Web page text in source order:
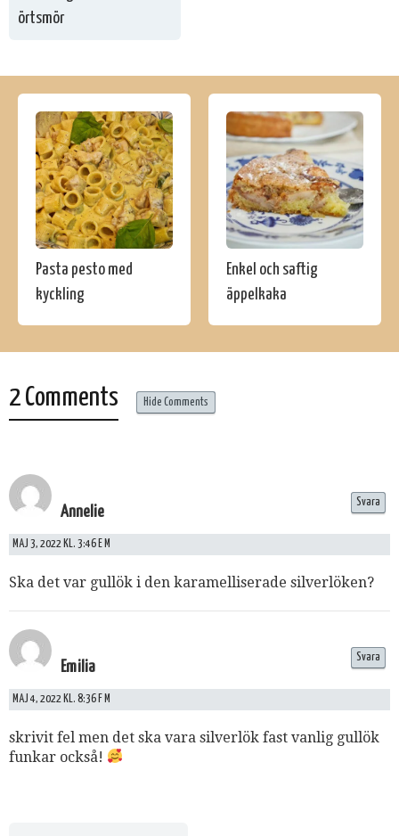
örtsmör
Pasta pesto med
kyckling
Enkel och saftig
äppelkaka
2 Comments Hide Comments
Annelie
MAJ 3, 2022 KL. 3:46 E M
Ska det var gullök i den karamelliserade silverlöken?
Svara
Emilia
MAJ 4, 2022 KL. 8:36 F M
skrivit fel men det ska vara silverlök fast vanlig gullök
funkar också!
Svara